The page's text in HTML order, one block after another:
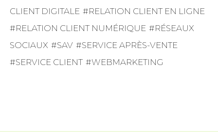
CLIENT DIGITALE
RELATION CLIENT EN LIGNE
RELATION CLIENT NUMÉRIQUE
RÉSEAUX
SOCIAUX
SAV
SERVICE APRÈS-VENTE
SERVICE CLIENT
WEBMARKETING